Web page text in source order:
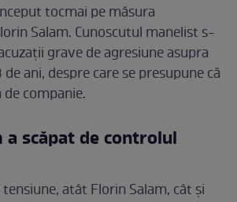
tocmai pe măsura
Salam. Cunoscutul manelist s-
grave de agresiune asupra
ani, despre care se presupune că
companie.
a scăpat de controlul
atât Florin Salam, cât și